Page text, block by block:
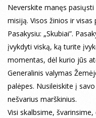
Neverskite manęs
misiją. Visos žinios ir
Pasakysiu: „Skubiai”.
įvykdyti viską, ką turite
momentas, dėl kurio jūs
Generalinis valymas
palėpes. Nusileiskite į
nešvarius marškinius.
Visi skalbsime, švarinsime,